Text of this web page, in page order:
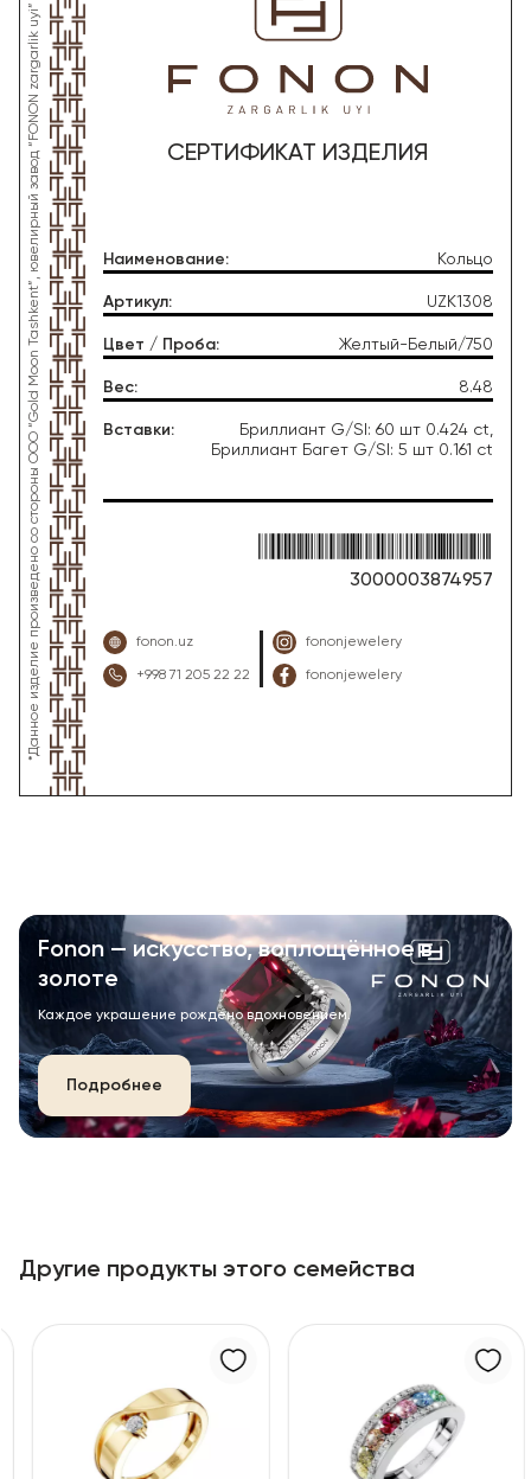
*Данное изделие произведено со стороны OOO “Gold Moon Tashkent”, ювелирный завод “FONON zargarlik uyi” СЕРТИФИКАТ ИЗДЕЛИЯ
Наименование: Кольцо
Артикул: UZK1308
Цвет / Проба: Желтый-Белый/750
Вес: 8.48
Вставки:
Бриллиант G/SI: 60 шт 0.424 ct,
Бриллиант Багет G/SI: 5 шт 0.161 ct
3000003874957
fonon.uz
+998 71 205 22 22
fononjewelery
fononjewelery
Fonon — искусство, воплощённое в
золоте
Каждое украшение рождено вдохновением.
Подробнее
Другие продукты этого семейства